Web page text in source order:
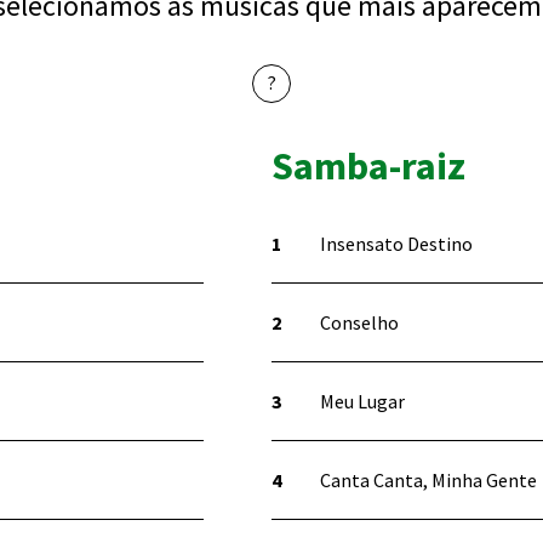
?
Samba-raiz
Insensato Destino
Conselho
Meu Lugar
Canta Canta, Minha Gente